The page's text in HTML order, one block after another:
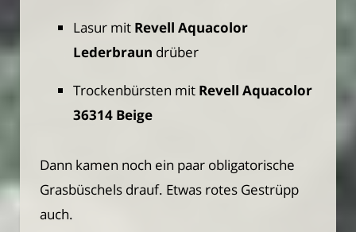
Lasur mit Revell Aquacolor
Lederbraun drüber
Trockenbürsten mit Revell Aquacolor
36314 Beige
Dann kamen noch ein paar obligatorische
Grasbüschels drauf. Etwas rotes Gestrüpp
auch.